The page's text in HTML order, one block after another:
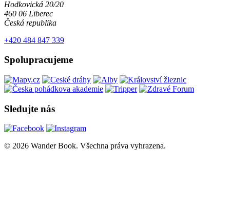
Hodkovická 20/20
460 06 Liberec
Česká republika
+420 484 847 339
Spolupracujeme
Sledujte nás
© 2026 Wander Book. Všechna práva vyhrazena.